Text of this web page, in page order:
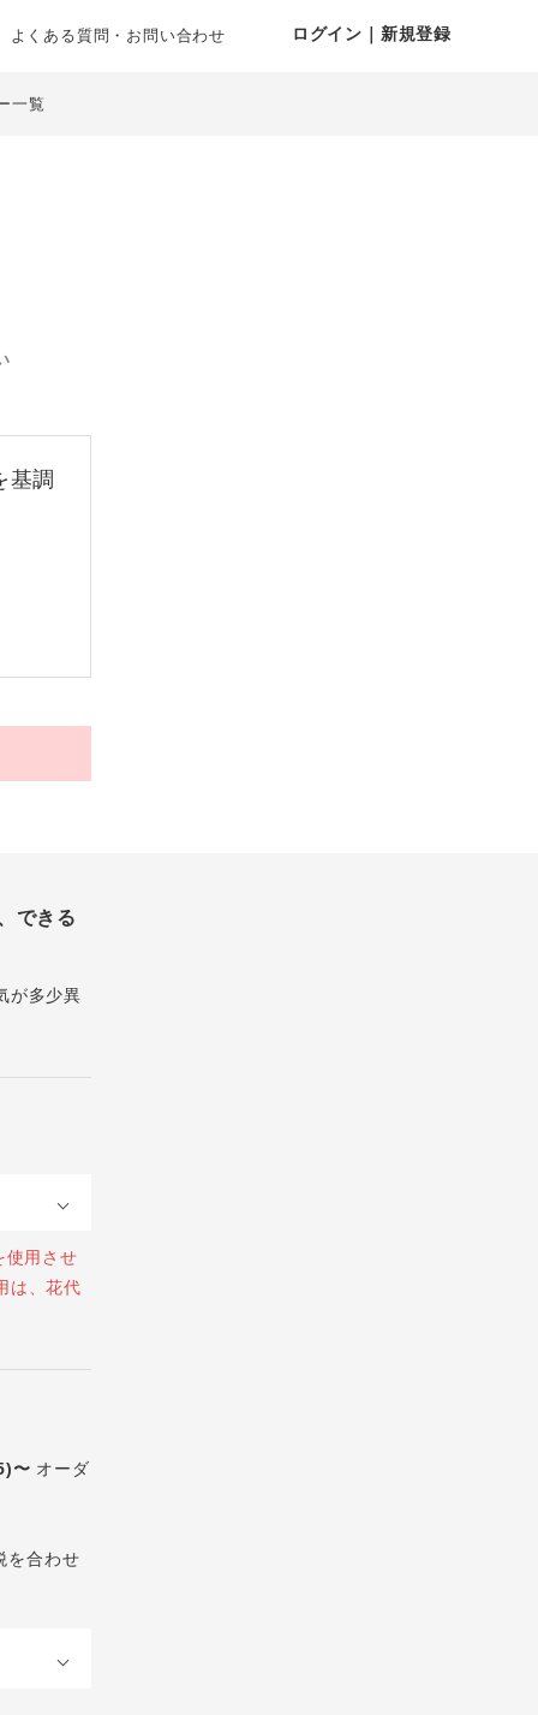
よくある質問・お問い合わせ ログイン｜新規登録
一覧
基調
できる
が多少異
使用させ
は、花代
〜 オーダ
を合わせ